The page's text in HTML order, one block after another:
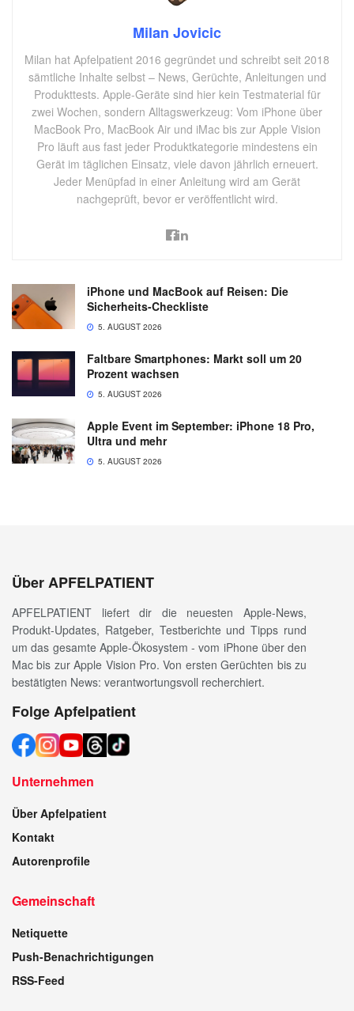
Milan Jovicic
Milan hat Apfelpatient 2016 gegründet und schreibt seit 2018
sämtliche Inhalte selbst – News, Gerüchte, Anleitungen und
Produkttests. Apple-Geräte sind hier kein Testmaterial für
zwei Wochen, sondern Alltagswerkzeug: Vom iPhone über
MacBook Pro, MacBook Air und iMac bis zur Apple Vision
Pro läuft aus fast jeder Produktkategorie mindestens ein
Gerät im täglichen Einsatz, viele davon jährlich erneuert.
Jeder Menüpfad in einer Anleitung wird am Gerät
nachgeprüft, bevor er veröffentlicht wird.
iPhone und MacBook auf Reisen: Die
Sicherheits-Checkliste
5. AUGUST 2026
Faltbare Smartphones: Markt soll um 20
Prozent wachsen
5. AUGUST 2026
Apple Event im September: iPhone 18 Pro,
Ultra und mehr
5. AUGUST 2026
Über APFELPATIENT
APFELPATIENT liefert dir die neuesten Apple-News,
Produkt-Updates, Ratgeber, Testberichte und Tipps rund
um das gesamte Apple-Ökosystem - vom iPhone über den
Mac bis zur Apple Vision Pro. Von ersten Gerüchten bis zu
bestätigten News: verantwortungsvoll recherchiert.
Folge Apfelpatient
Unternehmen
Über Apfelpatient
Kontakt
Autorenprofile
Gemeinschaft
Netiquette
Push-Benachrichtigungen
RSS-Feed